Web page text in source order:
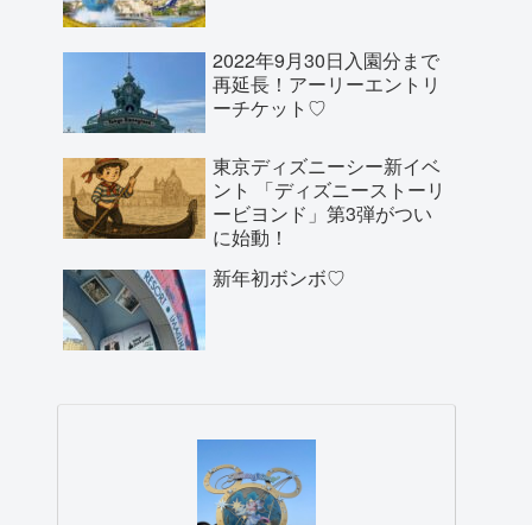
2022年9月30日入園分まで
再延長！アーリーエントリ
ーチケット♡
東京ディズニーシー新イベ
ント 「ディズニーストーリ
ービヨンド」第3弾がつい
に始動！
新年初ボンボ♡